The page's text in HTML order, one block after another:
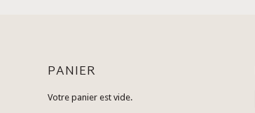
PANIER
Votre panier est vide.